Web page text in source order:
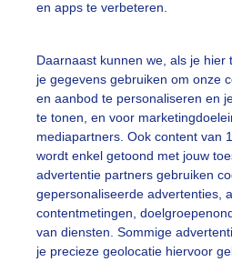
en apps te verbeteren.
Daarnaast kunnen we, als je hier
je gegevens gebruiken om onze
en aanbod te personaliseren en
te tonen, en voor
mediapartners. Ook content van
wordt enkel getoond met jouw
advertentie partners gebruiken
gepersonaliseerde advertenties,
contentmetingen,
van diensten. Sommige
je precieze geolocatie hiervoor
ria brasser Gemaakt: 04-09-2025,
Mixvanwolken
slideshow